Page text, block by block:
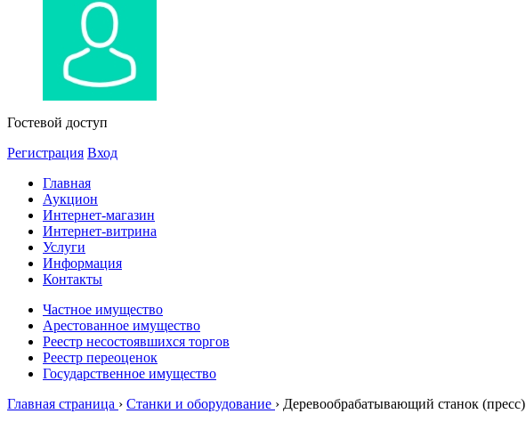
Гостевой доступ
Регистрация Вход
Главная
Аукцион
Интернет-магазин
Интернет-витрина
Услуги
Информация
Контакты
Частное имущество
Арестованное имущество
Реестр несостоявшихся торгов
Реестр переоценок
Государственное имущество
Главная страница › Станки и оборудование › Деревообрабатывающий станок (пресс)